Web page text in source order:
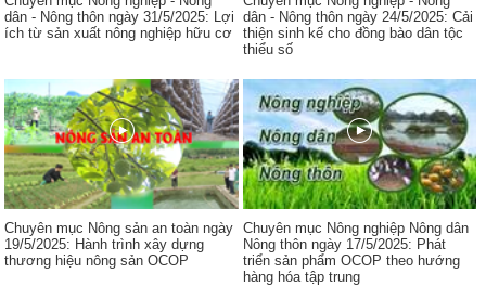
dân - Nông thôn ngày 31/5/2025: Lợi
ích từ sản xuất nông nghiệp hữu cơ
dân - Nông thôn ngày 24/5/2025: Cải
thiện sinh kế cho đồng bào dân tộc
thiểu số
Chuyên mục Nông sản an toàn ngày
19/5/2025: Hành trình xây dựng
thương hiệu nông sản OCOP
Chuyên mục Nông nghiệp Nông dân
Nông thôn ngày 17/5/2025: Phát
triển sản phẩm OCOP theo hướng
hàng hóa tập trung